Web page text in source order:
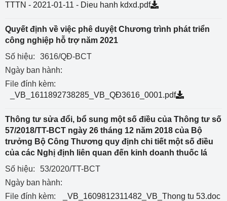
TTTN - 2021-01-11 - Dieu hanh kdxd.pdf
Quyết định về việc phê duyệt Chương trình phát triển
công nghiệp hỗ trợ năm 2021
Số hiệu:
3616/QĐ-BCT
Ngày ban hành:
File đính kèm:
_VB_1611892738285_VB_QĐ3616_0001.pdf
Thông tư sửa đổi, bổ sung một số điều của Thông tư số
57/2018/TT-BCT ngày 26 tháng 12 năm 2018 của Bộ
trưởng Bộ Công Thương quy định chi tiết một số điều
của các Nghị định liên quan đến kinh doanh thuốc lá
Số hiệu:
53/2020/TT-BCT
Ngày ban hành:
File đính kèm:
_VB_1609812311482_VB_Thong tu 53.doc